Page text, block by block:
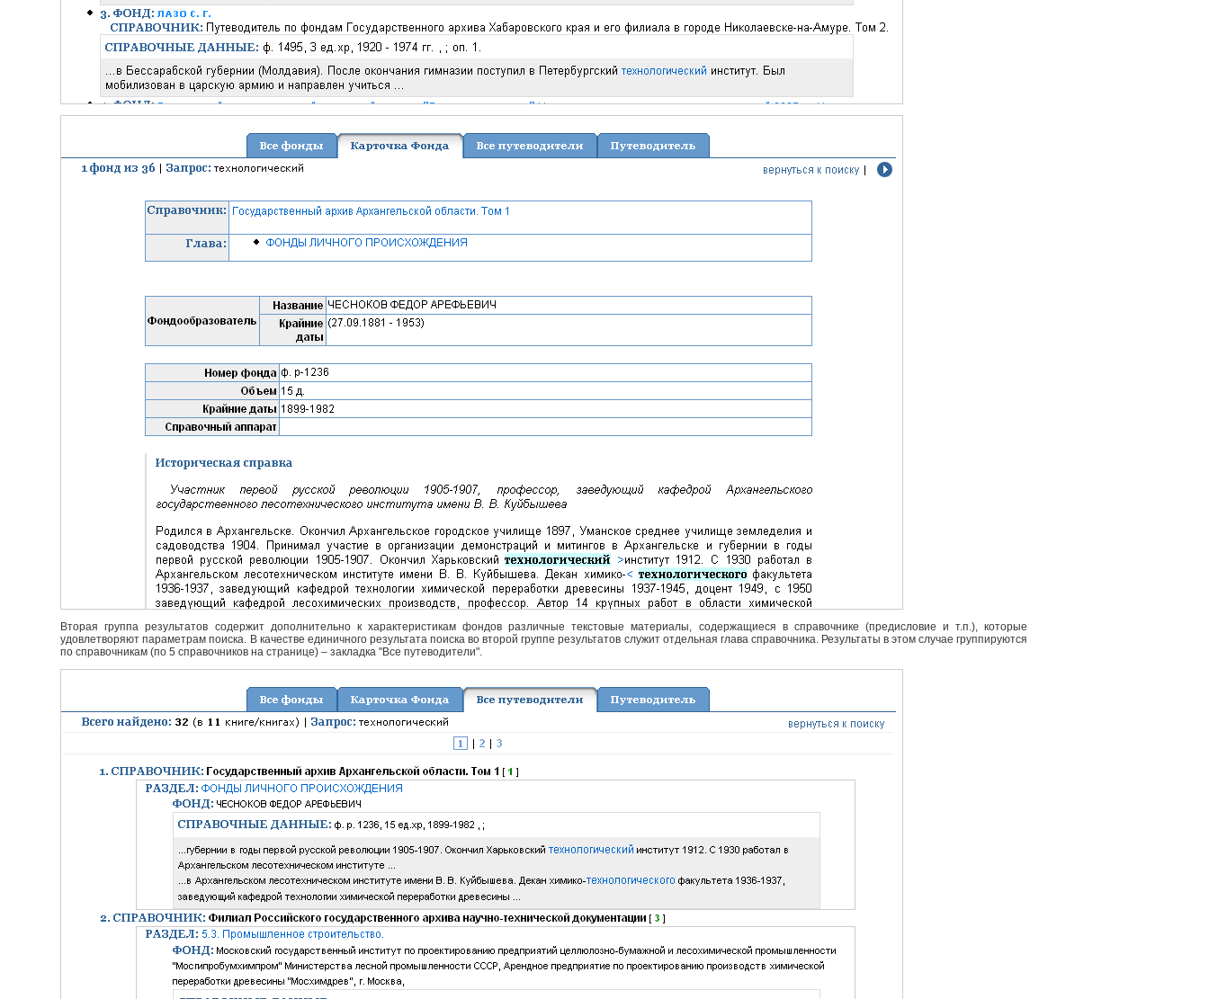
Вторая группа результатов содержит дополнительно к характеристикам фондов различные текстовые материалы, содержащиеся в справочнике (предисловие и т.п.), которые
удовлетворяют параметрам поиска. В качестве единичного результата поиска во второй группе результатов служит отдельная глава справочника. Результаты в этом случае группируются
по справочникам (по 5 справочников на странице) – закладка "Все путеводители".